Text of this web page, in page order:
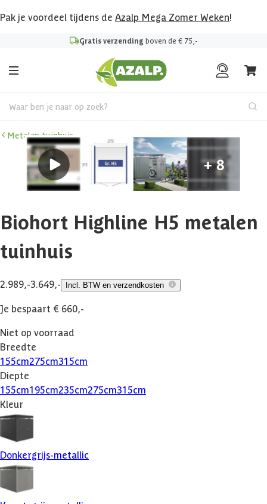
Pak je voordeel tijdens de Azalp Mega Zomer Weken!
Gratis verzending boven de € 75,-
Waar ben je naar op zoek?
Metalen tuinhuis
Biohort Highline H5 metalen
tuinhuis
2.989,-3.649,- Incl. BTW en verzendkosten
Je bespaart € 660,-
Niet op voorraad
Breedte
155cm275cm315cm
Diepte
155cm195cm235cm275cm315cm
Kleur
Donkergrijs-metallic